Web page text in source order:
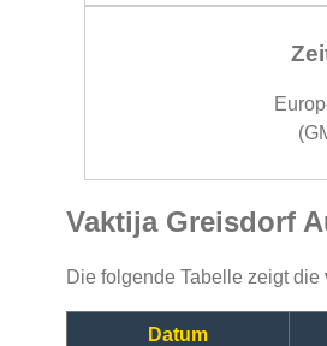
Vaktija Greisdorf
Die folgende Tabelle zeigt die
Datum